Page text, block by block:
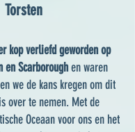
Torsten
kop verliefd geworden op
en Scarboroughen waren
we de kans kregen om dit
over te nemen. Met de
Oceaan voor ons en het